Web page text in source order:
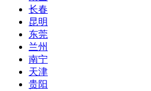
长春
昆明
东莞
兰州
南宁
天津
贵阳